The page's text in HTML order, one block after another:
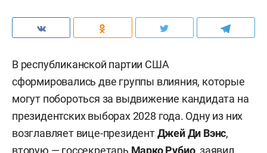
В республиканской партии США
сформировались две группы влияния, которые
могут побороться за выдвижение кандидата на
президентских выборах 2028 года. Одну из них
возглавляет вице-президентДжей Ди Вэнс,
вторую — госсекретарь Марко Рубио, заявил